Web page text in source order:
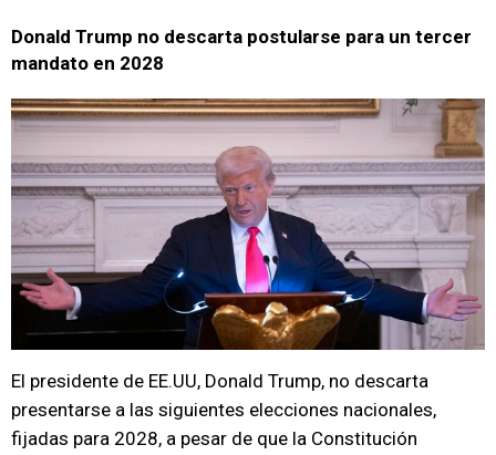
Donald Trump no descarta postularse para un tercer
mandato en 2028
El presidente de EE.UU, Donald Trump, no descarta
presentarse a las siguientes elecciones nacionales,
fijadas para 2028, a pesar de que la Constitución